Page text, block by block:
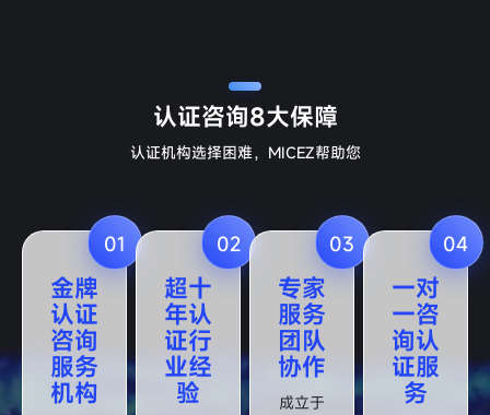
认证咨询8大保障
认证机构选择困难，MICEZ帮助您
01
金牌
认证
咨询
服务
机构
02
超十
年认
证行
业经
验
03
专家
服务
团队
协作
成立于
04
一对
一咨
询认
证服
务